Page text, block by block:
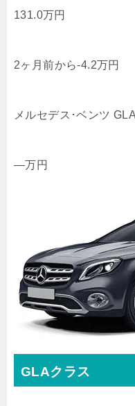
131.0万円
2ヶ月前から-4.2万円
メルセデス･ベンツ
—万円
GLAクラス